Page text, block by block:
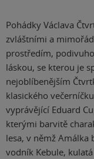
Pohádky Václava
zvláštními a
prostředím,
láskou, se kterou je
nejoblíbenějším
klasického
vyprávějící Eduard
kterými barvitě
lesa, v němž
vodník Kebule,